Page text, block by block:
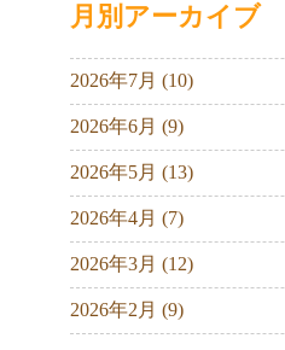
月別アーカイブ
2026年7月 (10)
2026年6月 (9)
2026年5月 (13)
2026年4月 (7)
2026年3月 (12)
2026年2月 (9)